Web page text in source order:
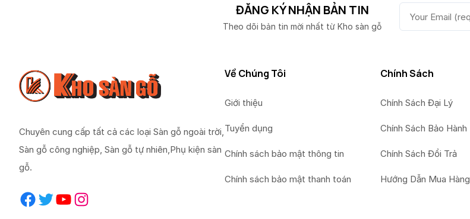
ĐĂNG KÝ NHẬN BẢN TIN
Theo dõi bản tin mời nhất từ Kho sàn gỗ
Chuyên cung cấp tất cả các loại Sàn gỗ ngoài trời,
Sàn gỗ công nghiệp, Sàn gỗ tự nhiên,Phụ kiện sàn
gỗ.
Facebook Twitter YouTube Instagram
Về Chúng Tôi
Giới thiệu
Tuyển dụng
Chính sách bảo mật thông tin
Chính sách bảo mật thanh toán
Chính Sách
Chính Sách Đại Lý
Chính Sách Bảo Hành
Chính Sách Đổi Trả
Hướng Dẫn Mua Hàng